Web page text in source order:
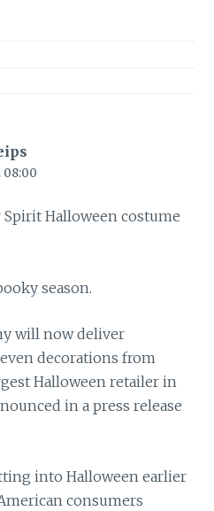
08:00
Halloween costume
season.
will now deliver
decorations from
Halloween retailer in
in a press release
into Halloween earlier
consumers